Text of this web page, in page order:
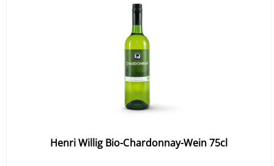
Henri Willig Bio-Chardonnay-Wein 75cl